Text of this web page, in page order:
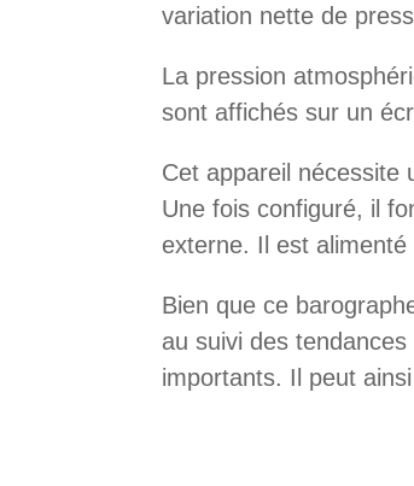
variation nette de
La pression
sont affichés sur un
Cet appareil nécessite
Une fois configuré, il
externe. Il est
Bien que ce
au suivi des
importants. Il peut